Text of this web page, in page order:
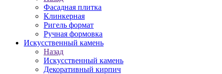
Фасадная плитка
Клинкерная
Ригель формат
Ручная формовка
Искусственный камень
Назад
Искусственный камень
Декоративный кирпич